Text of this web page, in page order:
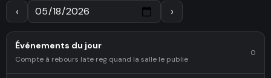
‹ ›
Événements du jour
Compte à rebours late reg quand la salle le publie
0